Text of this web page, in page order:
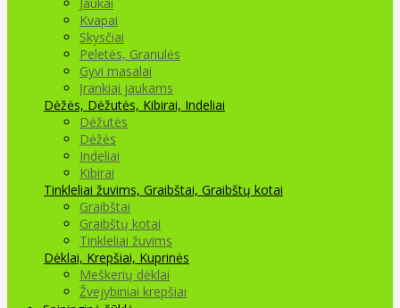
Kvapai
Skysčiai
Peletės, Granulės
Gyvi masalai
Įrankiai jaukams
Dėžės, Dėžutės, Kibirai, Indeliai
Dėžutės
Dėžės
Indeliai
Kibirai
Tinkleliai žuvims, Graibštai, Graibštų kotai
Graibštai
Graibštų kotai
Tinkleliai žuvims
Dėklai, Krepšiai, Kuprinės
Meškerių dėklai
Žvejybiniai krepšiai